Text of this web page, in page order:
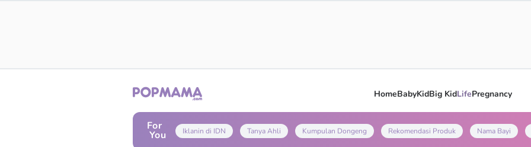
HomeBabyKidBig KidLifePregnancy
For
You Iklanin di IDN Tanya Ahli Kumpulan Dongeng Rekomendasi Produk Nama Bayi